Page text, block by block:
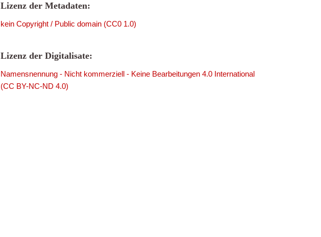
Lizenz der Metadaten:
kein Copyright / Public domain (CC0 1.0)
Lizenz der Digitalisate:
Namensnennung - Nicht kommerziell - Keine Bearbeitungen 4.0 International
(CC BY-NC-ND 4.0)